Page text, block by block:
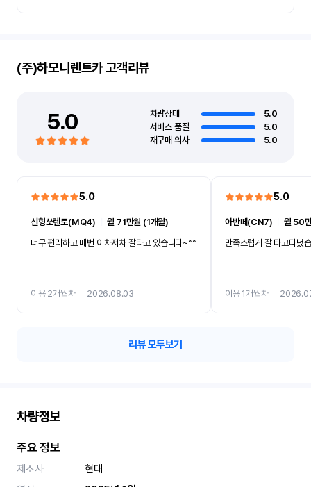
(주)하모니렌트카고객리뷰
5.0 차량상태
5.0
서비스 품질
5.0
재구매 의사
5.0
5.0
신형쏘렌토(MQ4) ㅣ월 71만원 (1개월)
너무 편리하고 매번 이차저차 잘타고 있습니다~^^
이용 2개월차ㅣ 2026.08.03
5.0
아반떼(CN7)
월 50
만족스럽게 잘 타고다녔
이용 1개월차ㅣ
리뷰 모두보기
차량정보
주요 정보
제조사
현대